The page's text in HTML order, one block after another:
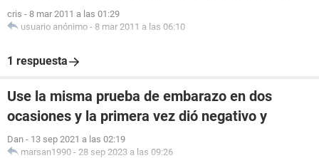
cris - 8 mar 2011 a las 01:29
usuario anónimo - 8 mar 2011 a las 06:10
1 respuesta
Use la misma prueba de embarazo en dos
ocasiones y la primera vez dió negativo y
Dan - 13 sep 2021 a las 02:19
marsan1990 - 28 sep 2023 a las 09:26